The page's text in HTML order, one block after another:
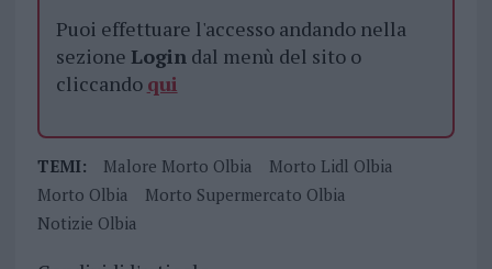
Puoi effettuare l'accesso andando nella
sezione Logindal menù del sito o
cliccando qui
TEMI: Malore Morto Olbia
Morto Lidl Olbia
Morto Olbia
Morto Supermercato Olbia
Notizie Olbia